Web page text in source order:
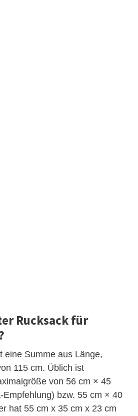
Rucksack für
eine Summe aus Länge,
115 cm. Üblich ist
von 56 cm × 45
Empfehlung) bzw. 55 cm × 40
hat 55 cm x 35 cm x 23 cm